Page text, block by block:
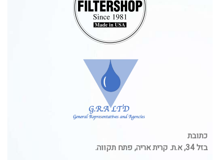
כתובת
בזל 34, א.ת. קרית אריה, פתח תקווה.